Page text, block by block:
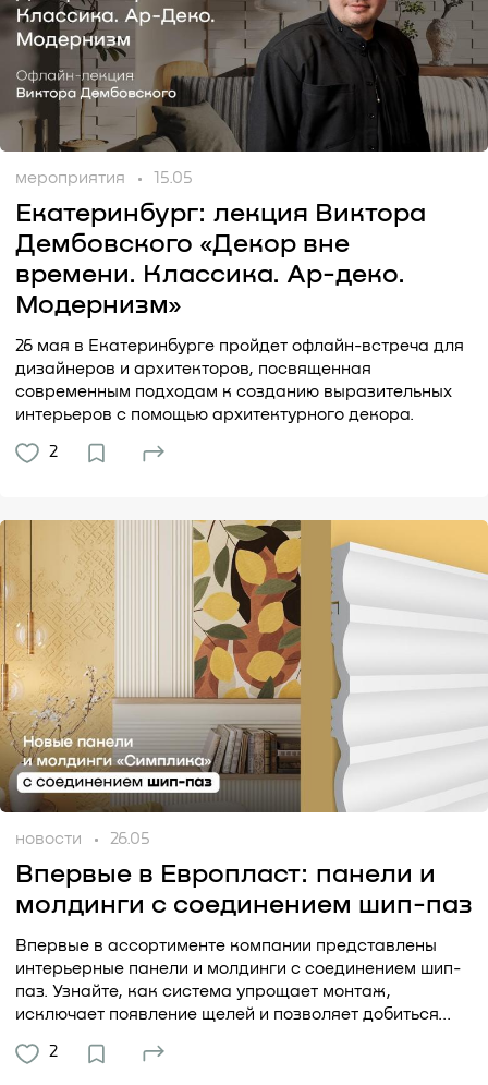
мероприятия 15.05
Екатеринбург: лекция Виктора
Дембовского «Декор вне
времени. Классика. Ар-деко.
Модернизм»
26 мая в Екатеринбурге пройдет офлайн-встреча для
дизайнеров и архитекторов, посвященная
современным подходам к созданию выразительных
интерьеров с помощью архитектурного декора.
2
новости 26.05
Впервые в Европласт: панели и
молдинги с соединением шип-паз
Впервые в ассортименте компании представлены
интерьерные панели и молдинги с соединением шип-
паз. Узнайте, как система упрощает монтаж,
исключает появление щелей и позволяет добиться...
2